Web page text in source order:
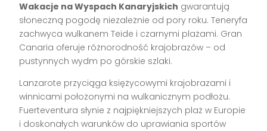
Wakacje na Wyspach Kanaryjskich gwarantują
słoneczną pogodę niezależnie od pory roku. Teneryfa
zachwyca wulkanem Teide i czarnymi plażami. Gran
Canaria oferuje różnorodność krajobrazów – od
pustynnych wydm po górskie szlaki.
Lanzarote przyciąga księżycowymi krajobrazami i
winnicami położonymi na wulkanicznym podłożu.
Fuerteventura słynie z najpiękniejszych plaż w Europie
i doskonałych warunków do uprawiania sportów